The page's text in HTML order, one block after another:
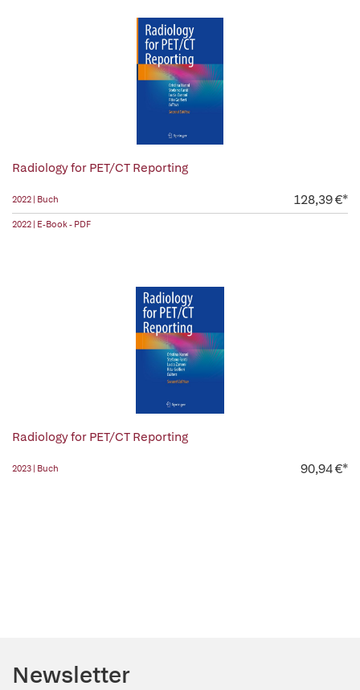
Radiology for PET/CT Reporting
2022 | Buch 128,39 €*
2022 | E-Book - PDF
Radiology for PET/CT Reporting
2023 | Buch 90,94 €*
Newsletter